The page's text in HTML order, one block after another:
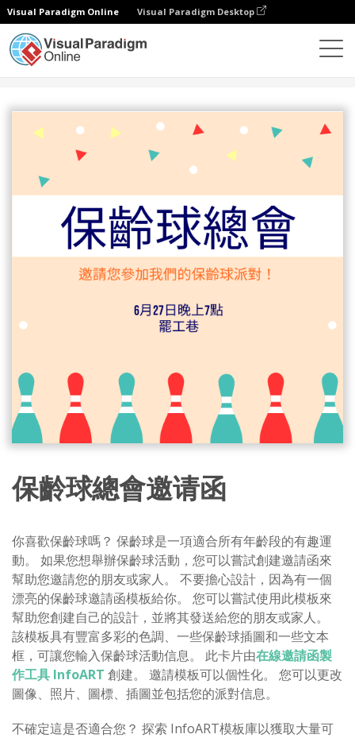
Visual Paradigm Online Visual Paradigm Desktop
保齡球總會邀请函
你喜歡保齡球嗎？ 保齡球是一項適合所有年齡段的有趣運
動。 如果您想舉辦保齡球活動，您可以嘗試創建邀請函來
幫助您邀請您的朋友或家人。 不要擔心設計，因為有一個
漂亮的保齡球邀請函模板給你。 您可以嘗試使用此模板來
幫助您創建自己的設計，並將其發送給您的朋友或家人。
該模板具有豐富多彩的色調、一些保齡球插圖和一些文本
框，可讓您輸入保齡球活動信息。 此卡片由在線邀請函製
作工具 InfoART 創建。 邀請模板可以個性化。 您可以更改
圖像、照片、圖標、插圖並包括您的派對信息。
不確定這是否適合您？ 探索 InfoART模板庫以獲取大量可